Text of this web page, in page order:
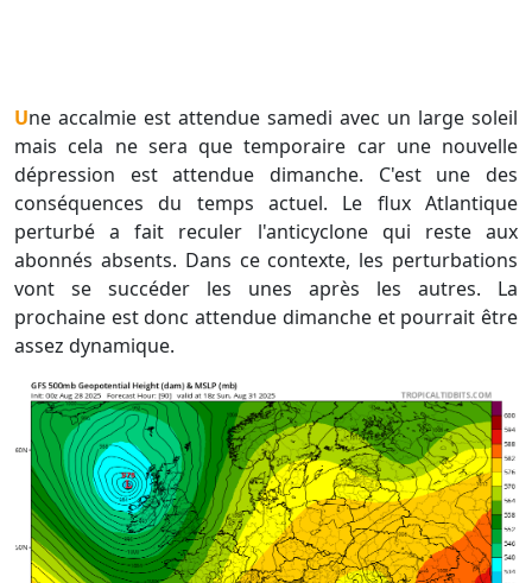
Une accalmie est attendue samedi avec un large soleil
mais cela ne sera que temporaire car une nouvelle
dépression est attendue dimanche. C'est une des
conséquences du temps actuel. Le flux Atlantique
perturbé a fait reculer l'anticyclone qui reste aux
abonnés absents. Dans ce contexte, les perturbations
vont se succéder les unes après les autres. La
prochaine est donc attendue dimanche et pourrait être
assez dynamique.